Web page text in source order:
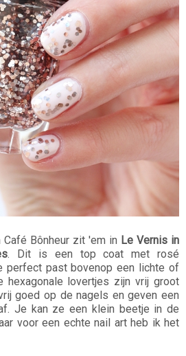
Bônheur zit 'em in Le Vernis in
. Dit is een top coat met rosé
perfect past bovenop een lichte of
hexagonale lovertjes zijn vrij groot
goed op de nagels en geven een
Je kan ze een klein beetje in de
voor een echte nail art heb ik het